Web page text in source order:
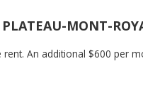
MONT-
An additional $600 per